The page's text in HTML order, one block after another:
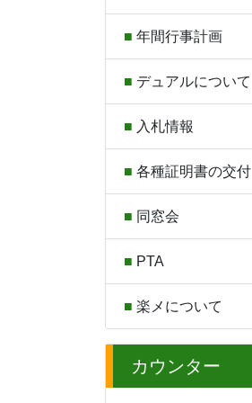
年間行事計画
デュアルについて
入札情報
各種証明書の交付
同窓会
PTA
楽メについて
カウンター